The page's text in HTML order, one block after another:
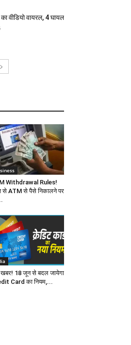
वीडियो वायरल, 4 घायल
Withdrawal Rules!
ATM से पैसे निकालने पर
खबर! 18 जून से बदल जायेगा
Card का नियम,...